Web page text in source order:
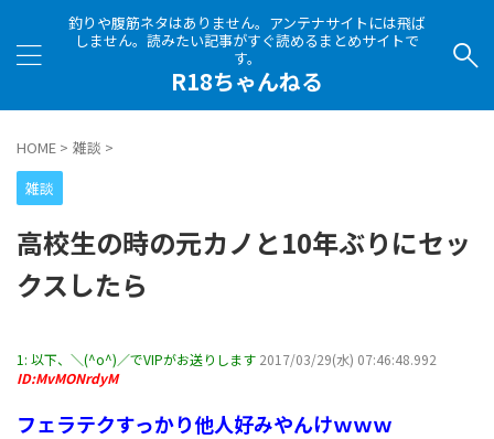
釣りや腹筋ネタはありません。アンテナサイトには飛ば
しません。読みたい記事がすぐ読めるまとめサイトで
す。
R18ちゃんねる
HOME > 雑談 >
雑談
高校生の時の元カノと10年ぶりにセッ
クスしたら
1: 以下、＼(^o^)／でVIPがお送りします 2017/03/29(水) 07:46:48.992
ID:MvMONrdyM
フェラテクすっかり他人好みやんけｗｗｗ